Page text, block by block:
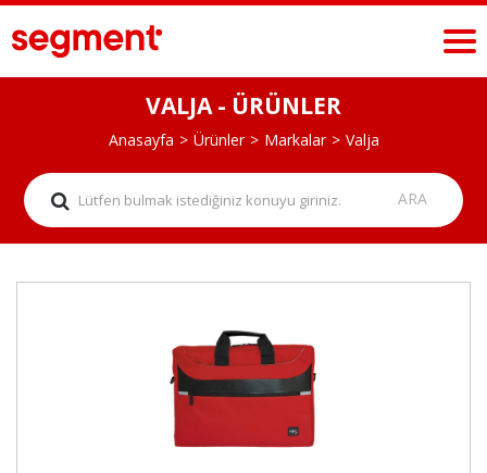
VALJA - ÜRÜNLER
Anasayfa Ürünler Markalar Valja